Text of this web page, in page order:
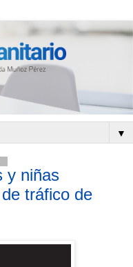
▼
y niñas
tráfico de